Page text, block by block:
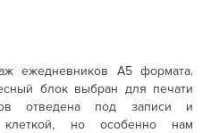
ежедневников А5 формата.
блок выбран для печати
отведена под записи и
клеткой, но особенно нам